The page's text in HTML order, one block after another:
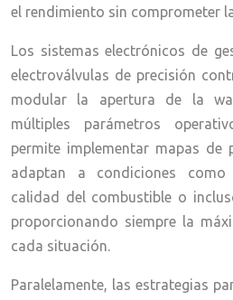
el rendimiento sin comprometer
Los sistemas electrónicos de
electroválvulas de precisión
modular la apertura de la
múltiples parámetros
permite implementar mapas de
adaptan a condiciones como
calidad del combustible o
proporcionando siempre la
cada situación.
Paralelamente, las estrategias